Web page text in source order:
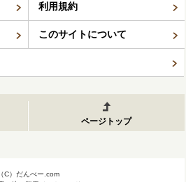
利用規約
このサイトについて
ページトップ
（C）だんべー.com